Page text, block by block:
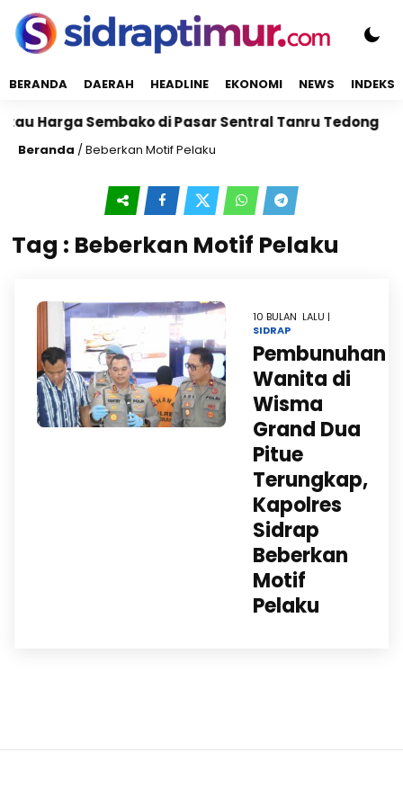
BERANDA DAERAH HEADLINE EKONOMI NEWS INDEKS
Harga Sembako di Pasar Sentral Tanru Tedong
Beranda /Beberkan Motif Pelaku
Tag : Beberkan Motif Pelaku
10 BULAN LALU |
SIDRAP
Pembunuhan
Wanita di
Wisma
Grand Dua
Pitue
Terungkap,
Kapolres
Sidrap
Beberkan
Motif
Pelaku